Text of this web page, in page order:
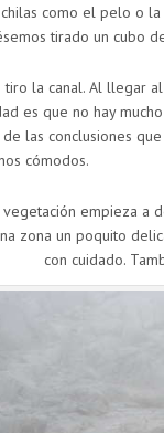
como el pelo o
tirado un cubo
tiro la canal. Al llegar
es que no hay
las conclusiones
cómodos.
empieza a
zona un poquito
con cuidado.